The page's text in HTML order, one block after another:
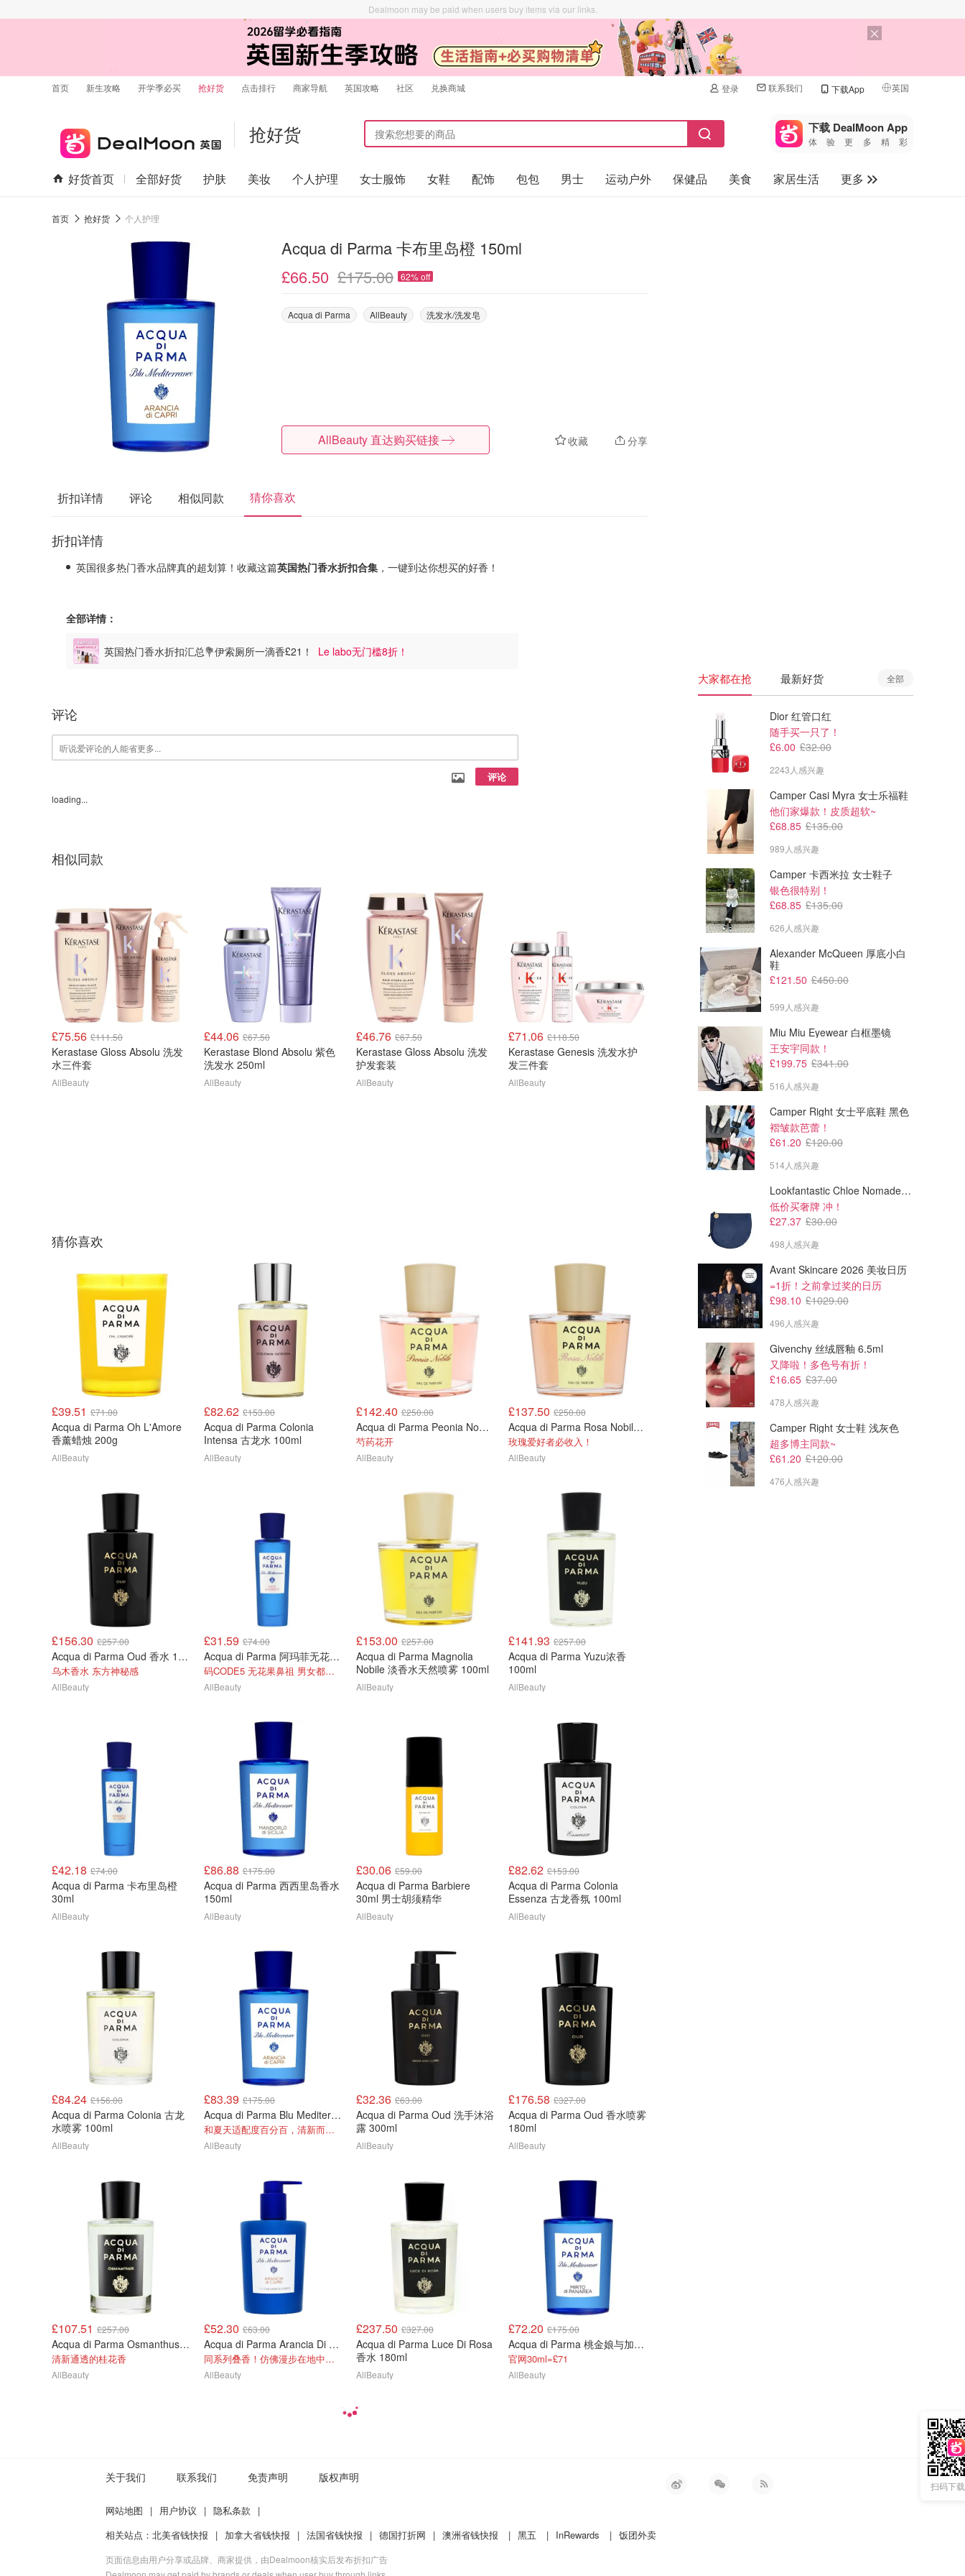
Dealmoon may be paid when users buy items via our links.
首页 新生攻略 开学季必买 抢好货 点击排行 商家导航 英国攻略 社区 兑换商城 登录 联系我们 下载App 英国
🇺🇸
🇨🇳 中国
🇨🇦加拿大
抢好货 下载 DealMoon App
体验更多精彩
好货首页 全部好货 护肤 美妆 个人护理 女士服饰 女鞋 配饰 包包 男士 运动户外 保健品 美食 家居生活
更多
首页 抢好货 个人护理
Acqua di Parma 卡布里岛橙 150ml
£66.50 £175.00 62% off
Acqua di Parma AllBeauty 洗发水/洗发皂
收藏 分享
AllBeauty 直达购买链接
折扣详情 评论 相似同款 猜你喜欢
折扣详情
英国很多热门香水品牌真的超划算！收藏这篇英国热门香水折扣合集 ， 一键到达你想买的好香！
全部详情：
英国热门香水折扣汇总💐伊索厕所一滴香£21！ Le labo无门槛8折！
评论
评论
loading...
相似同款
£75.56 £111.50
Kerastase Gloss Absolu 洗发
水三件套
AllBeauty
£44.06 £67.50
Kerastase Blond Absolu 紫色
洗发水 250ml
AllBeauty
£46.76 £67.50
Kerastase Gloss Absolu 洗发
护发套装
AllBeauty
£71.06 £118.50
Kerastase Genesis 洗发水护
发三件套
AllBeauty
£55.00
Kerastase Nutritive Bain Satin
洗发水 250ml 2瓶
£104.36 £162.50
Kerastase Ultimate 强韧亮泽
三件套
AllBeauty
猜你喜欢
£39.51 £71.00
Acqua di Parma Oh L'Amore
香薰蜡烛 200g
AllBeauty
£82.62 £153.00
Acqua di Parma Colonia
Intensa 古龙水 100ml
AllBeauty
£142.40 £250.00
Acqua di Parma Peonia Nobile 香水 100ml
芍药花开
AllBeauty
£137.50 £250.00
Acqua di Parma Rosa Nobile 香水 100ml
玫瑰爱好者必收入！
AllBeauty
£156.30 £257.00
Acqua di Parma Oud 香水 100ml
乌木香水 东方神秘感
AllBeauty
£31.59 £74.00
Acqua di Parma 阿玛菲无花果 30ml
码CODE5 无花果鼻祖 男女都可以用
AllBeauty
£153.00 £257.00
Acqua di Parma Magnolia
Nobile 淡香水天然喷雾 100ml
AllBeauty
£141.93 £257.00
Acqua di Parma Yuzu浓香
100ml
AllBeauty
£42.18 £74.00
Acqua di Parma 卡布里岛橙
30ml
AllBeauty
£86.88 £175.00
Acqua di Parma 西西里岛香水
150ml
AllBeauty
£30.06 £59.00
Acqua di Parma Barbiere
30ml 男士胡须精华
AllBeauty
£82.62 £153.00
Acqua di Parma Colonia
Essenza 古龙香氛 100ml
AllBeauty
£84.24 £156.00
Acqua di Parma Colonia 古龙
水喷雾 100ml
AllBeauty
£83.39 £175.00
Acqua di Parma Blu Mediterraneo卡普里岛橙香水 150ml
和夏天适配度百分百，清新而不清冷
AllBeauty
£32.36 £63.00
Acqua di Parma Oud 洗手沐浴
露 300ml
AllBeauty
£176.58 £327.00
Acqua di Parma Oud 香水喷雾
180ml
AllBeauty
£107.51 £257.00
Acqua di Parma Osmanthus 香水 100ml
清新通透的桂花香
AllBeauty
£52.30 £63.00
Acqua di Parma Arancia Di Capri 身体乳 300ml
同系列叠香！仿佛漫步在地中海海岸
AllBeauty
£237.50 £327.00
Acqua di Parma Luce Di Rosa
香水 180ml
AllBeauty
£72.20 £175.00
Acqua di Parma 桃金娘与加州桂 150ml
官网30ml=£71
AllBeauty
大家都在抢 最新好货 全部
Dior 红管口红
随手买一只了！
£6.00 £32.00
2243人感兴趣
Camper Casi Myra 女士乐福鞋
他们家爆款！皮质超软~
£68.85 £135.00
989人感兴趣
Camper 卡西米拉 女士鞋子
银色很特别！
£68.85 £135.00
626人感兴趣
Alexander McQueen 厚底小白
鞋
£121.50 £450.00
599人感兴趣
Miu Miu Eyewear 白框墨镜
王安宇同款！
£199.75 £341.00
516人感兴趣
Camper Right 女士平底鞋 黑色
褶皱款芭蕾！
£61.20 £120.00
514人感兴趣
Lookfantastic Chloe Nomade 夜埃及小包
低价买奢牌 冲！
£27.37 £30.00
498人感兴趣
Avant Skincare 2026 美妆日历
=1折！之前拿过奖的日历
£98.10 £1029.00
496人感兴趣
Givenchy 丝绒唇釉 6.5ml
又降啦！多色号有折！
£16.65 £37.00
478人感兴趣
Camper Right 女士鞋 浅灰色
超多博主同款~
£61.20 £120.00
476人感兴趣
扫码下
关于我们 联系我们 免责声明 版权声明
网站地图 | 用户协议 | 隐私条款
|
相关站点： 北美省钱快报 | 加拿大省钱快报 | 法国省钱快报 | 德国打折网 | 澳洲省钱快报 | 黑五 | InRewards | 饭团外卖
页面信息由用户分享或品牌、商家提供，由Dealmoon核实后发布折扣广告